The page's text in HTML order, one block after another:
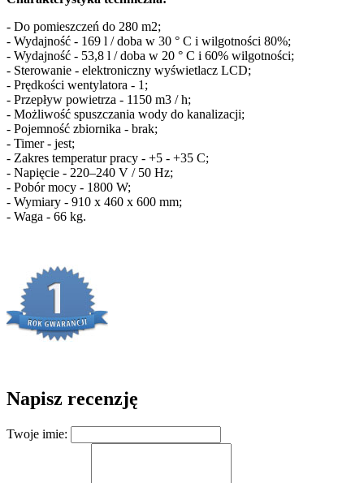
- Do pomieszczeń do 280 m2;
- Wydajność - 169 l / doba w 30 ° C i wilgotności 80%;
- Wydajność - 53,8 l / doba w 20 ° C i 60% wilgotności;
- Sterowanie - elektroniczny wyświetlacz LCD;
- Prędkości wentylatora - 1;
- Przepływ powietrza - 1150 m3 / h;
- Możliwość spuszczania wody do kanalizacji;
- Pojemność zbiornika - brak;
- Timer - jest;
- Zakres temperatur pracy - +5 - +35 C;
- Napięcie - 220–240 V / 50 Hz;
- Pobór mocy - 1800 W;
- Wymiary - 910 x 460 x 600 mm;
- Waga - 66 kg.
Napisz recenzję
Twoje imie: